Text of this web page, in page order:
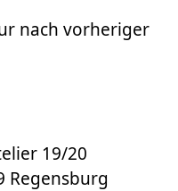
nach vorheriger
19/20
Regensburg